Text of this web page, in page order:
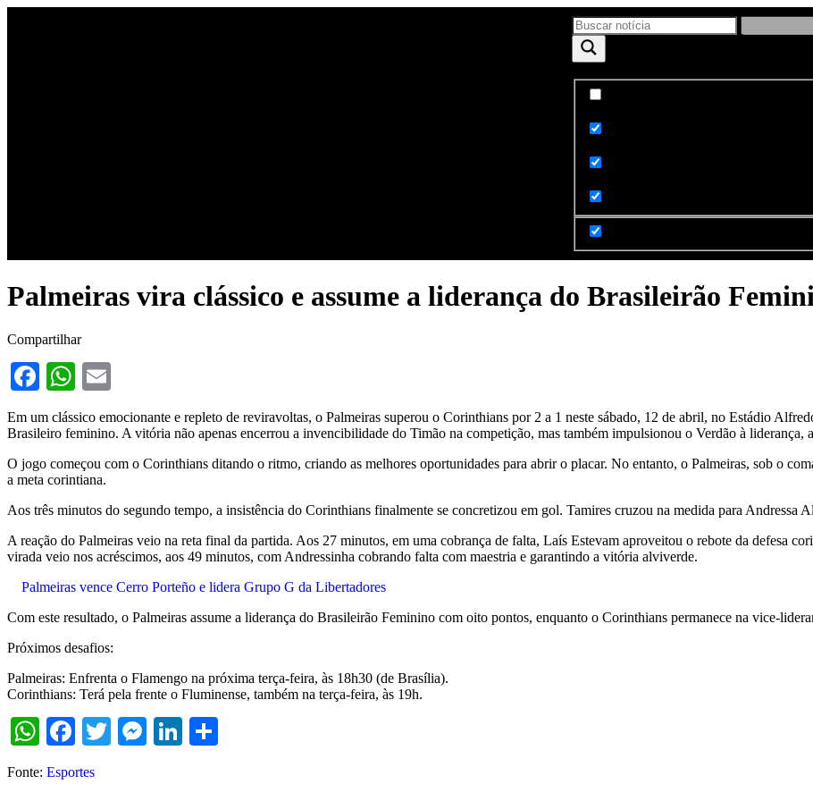
Palmeiras vira clássico e assume a liderança do Brasileirão
Compartilhar
Facebook
WhatsApp
Em um clássico emocionante e repleto de reviravoltas, o Palmeiras superou o Corinthians por 2 a 1 neste sábado, 12 de abril, no Estádio
Brasileiro feminino. A vitória não apenas encerrou a invencibilidade do Timão na competição, mas também impulsionou o Verdão à liderança,
O jogo começou com o Corinthians ditando o ritmo, criando as melhores oportunidades para abrir o placar. No entanto, o Palmeiras, sob o
a meta corintiana.
Aos três minutos do segundo tempo, a insistência do Corinthians finalmente se concretizou em gol. Tamires cruzou na medida para Andressa
A reação do Palmeiras veio na reta final da partida. Aos 27 minutos, em uma cobrança de falta, Laís Estevam aproveitou o rebote da defesa
virada veio nos acréscimos, aos 49 minutos, com Andressinha cobrando falta com maestria e garantindo a vitória alviverde.
Palmeiras vence Cerro Porteño e lidera Grupo G da Libertadores
Com este resultado, o Palmeiras assume a liderança do Brasileirão Feminino com oito pontos, enquanto o Corinthians permanece na vice-
Próximos desafios:
Palmeiras: Enfrenta o Flamengo na próxima terça-feira, às 18h30 (de Brasília).
Corinthians: Terá pela frente o Fluminense, também na terça-feira, às 19h.
WhatsApp
Facebook
TwitterMessenger
LinkedIn
Fonte: Esportes